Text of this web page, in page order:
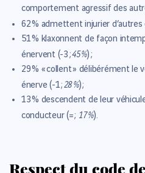
comportement agressif des
62 % admettent injurier d’autres
51 % klaxonnent de façon
énervent (-3 ;45 %) ;
29 % « collent » délibérément le
énerve (-1 ;28 %) ;
13 % descendent de leur
conducteur (= ; 17 %).
Respect du code